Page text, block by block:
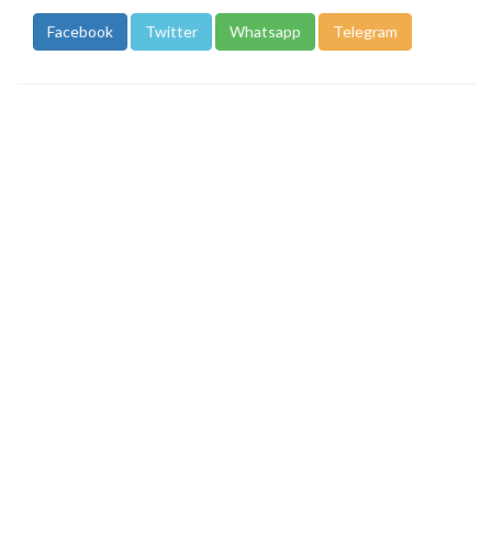
Facebook Twitter Whatsapp Telegram